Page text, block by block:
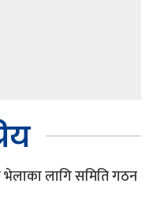
भेलाका लागि समिति गठन